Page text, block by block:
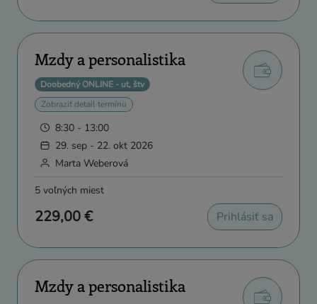
Mzdy a personalistika
Doobedný ONLINE - ut, štv
Zobraziť detail termínu
8:30 - 13:00
29. sep - 22. okt 2026
Marta Weberová
5 voľných miest
229,00 € Prihlásiť sa
Mzdy a personalistika